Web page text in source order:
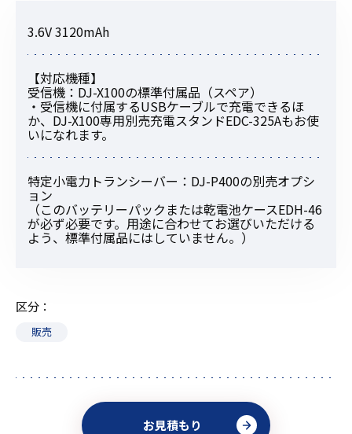
3.6V 3120mAh
【対応機種】
受信機：DJ-X100の標準付属品（スペア）
・受信機に付属するUSBケーブルで充電できるほ
か、DJ-X100専用別売充電スタンドEDC-325Aもお使
いになれます。
特定小電力トランシーバー：DJ-P400の別売オプシ
ョン
（このバッテリーパックまたは乾電池ケースEDH-46
が必ず必要です。用途に合わせてお選びいただける
よう、標準付属品にはしていません。）
区分
販売
お見積もり